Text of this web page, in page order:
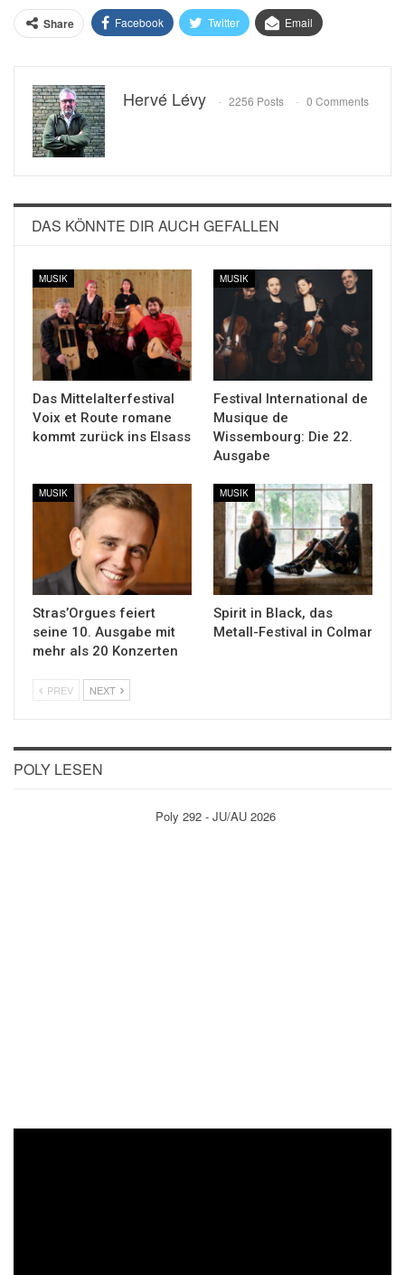
Share Facebook Twitter Email
Hervé Lévy 2256 Posts 0 Comments
DAS KÖNNTE DIR AUCH GEFALLEN
MUSIK
Das Mittelalterfestival
Voix et Route romane
kommt zurück ins Elsass
MUSIK
Festival International de
Musique de
Wissembourg: Die 22.
Ausgabe
MUSIK
Stras’Orgues feiert
seine 10. Ausgabe mit
mehr als 20 Konzerten
MUSIK
Spirit in Black, das
Metall-Festival in Colmar
PREV NEXT
POLY LESEN
Poly 292 - JU/AU 2026